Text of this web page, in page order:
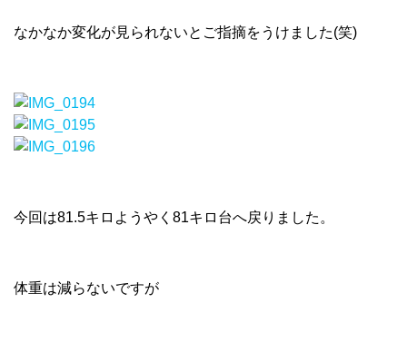
なかなか変化が見られないとご指摘をうけました(笑)
今回は81.5キロようやく81キロ台へ戻りました。
体重は減らないですが